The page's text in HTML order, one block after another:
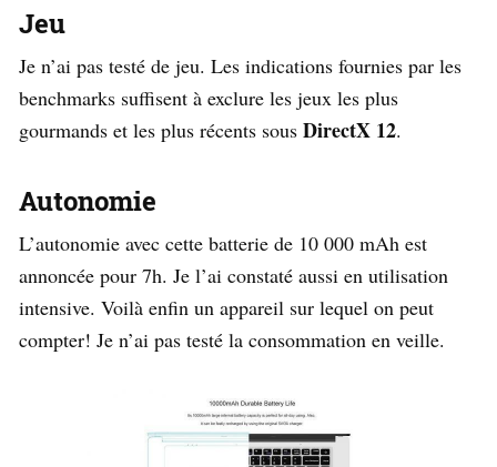
Jeu
Je n’ai pas testé de jeu. Les indications fournies par les
benchmarks suffisent à exclure les jeux les plus
gourmands et les plus récents sous DirectX 12.
Autonomie
L’autonomie avec cette batterie de 10 000 mAh est
annoncée pour 7h. Je l’ai constaté aussi en utilisation
intensive. Voilà enfin un appareil sur lequel on peut
compter! Je n’ai pas testé la consommation en veille.